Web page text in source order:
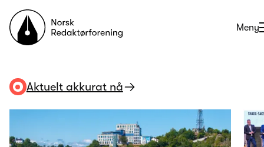
Til forsiden
Åpne
Meny
Aktuelt akkurat nå